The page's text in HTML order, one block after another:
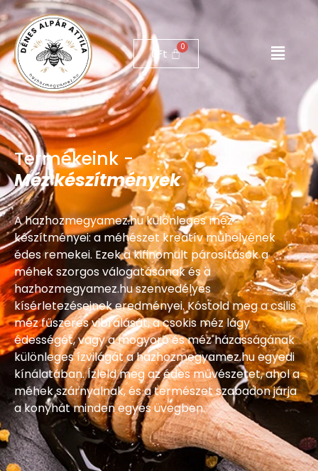
0 Ft
Termékeink -
Méz készítmények
A hazhozmegyamez.hu különleges méz
készítményei: a méhészet kreatív műhelyének
édes remekei. Ezek a kifinomult párosítások a
méhek szorgos válogatásának és a
hazhozmegyamez.hu szenvedélyes
kísérletezéseinek eredményei. Kóstold meg a csilis
méz fűszeres vibrálását, a csokis méz lágy
édességét, vagy a mogyoró és méz házasságának
különleges ízvilágát a hazhozmegyamez.hu egyedi
kínálatában. Ízleld meg az édes művészetet, ahol a
méhek szárnyalnak, és a természet szabadon járja
a konyhát minden egyes üvegben.